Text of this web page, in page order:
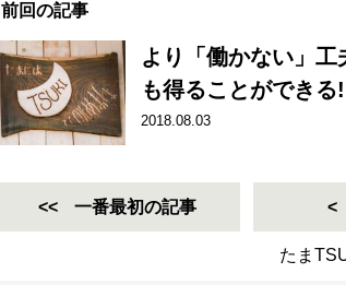
前回の記事
より「働かない」工
も得ることができる
2018.08.03
一番最初の記事
たま